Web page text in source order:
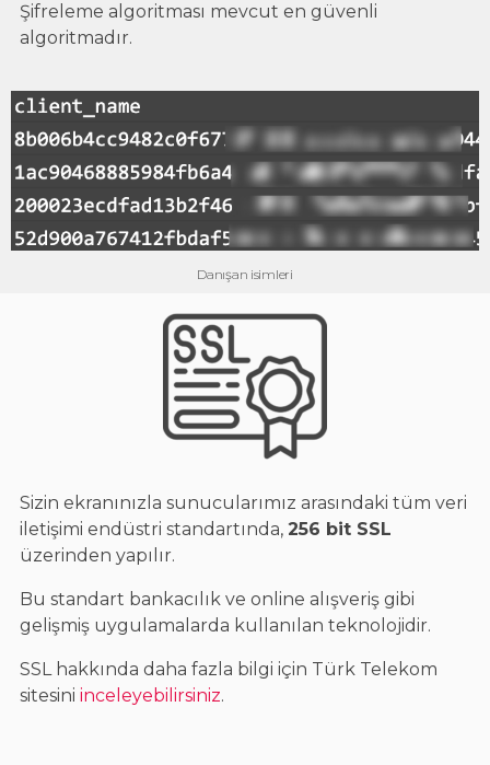
Danışan isimleri
Şifreleme algoritması mevcut en güvenli
algoritmadır.
Sizin ekranınızla sunucularımız arasındaki tüm veri
iletişimi endüstri standartında, 256 bit SSL
üzerinden yapılır.
Bu standart bankacılık ve online alışveriş gibi
gelişmiş uygulamalarda kullanılan teknolojidir.
SSL hakkında daha fazla bilgi için Türk Telekom
sitesini inceleyebilirsiniz.